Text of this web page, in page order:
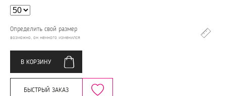
Определить свой размер
возможно, он немного изменился
В КОРЗИНУ
БЫСТРЫЙ ЗАКАЗ